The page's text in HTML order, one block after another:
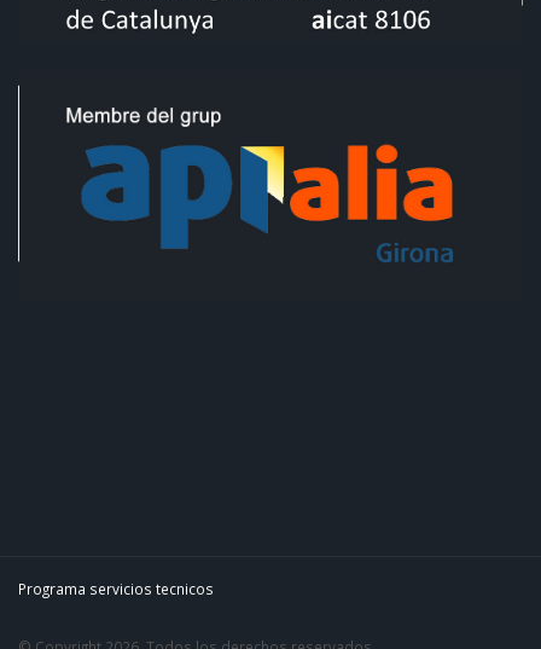
Programa servicios tecnicos